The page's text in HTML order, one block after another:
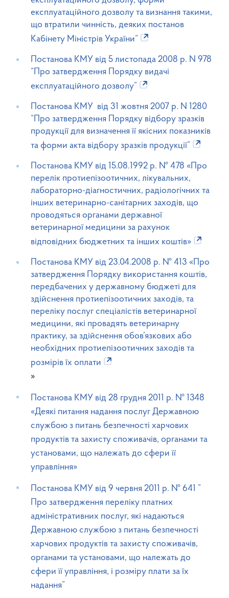
експлуатаційного дозволу та визнання такими,
що втратили чинність, деяких постанов
Кабінету Міністрів України“
Постанова КМУ від 5 листопада 2008 р. N 978
“Про затвердження Порядку видачі
експлуатаційного дозволу”
Постанова КМУ від 31 жовтня 2007 р. N 1280
“Про затвердження Порядку відбору зразків
продукції для визначення її якісних показників
та форми акта відбору зразків продукції”
Постанова КМУ від 15.08.1992 р. № 478 «Про
перелік протиепізоотичних, лікувальних,
лабораторно-діагностичних, радіологічних та
інших ветеринарно-санітарних заходів, що
проводяться органами державної
ветеринарної медицини за рахунок
відповідних бюджетних та інших коштів»
Постанова КМУ від 23.04.2008 р. № 413 «Про
затвердження Порядку використання коштів,
передбачених у державному бюджеті для
здійснення протиепізоотичних заходів, та
переліку послуг спеціалістів ветеринарної
медицини, які провадять ветеринарну
практику, за здійснення обов’язкових або
необхідних протиепізоотичних заходів та
розмірів їх оплати
»
Постанова КМУ від 28 грудня 2011 р. № 1348
«Деякі питання надання послуг Державною
службою з питань безпечності харчових
продуктів та захисту споживачів, органами та
установами, що належать до сфери її
управління»
Постанова КМУ від 9 червня 2011 р. № 641 ”
Про затвердження переліку платних
адміністративних послуг, які надаються
Державною службою з питань безпечності
харчових продуктів та захисту споживачів,
органами та установами, що належать до
сфери її управління, і розміру плати за їх
надання”